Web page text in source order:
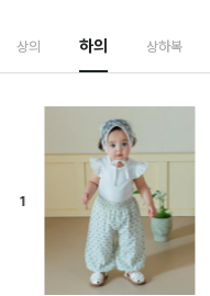
상의 하의 상하복